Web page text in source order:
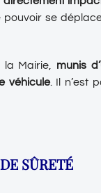
se
la Mairie, munis
véhicule. Il n’est
SÛRETÉ